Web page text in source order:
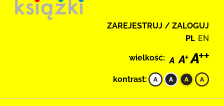
ZAREJESTRUJ / ZALOGUJ
PL EN
wielkość:
kontrast: